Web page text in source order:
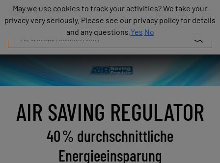
AIR SAVING REGULATOR
40 % durchschnittliche
Energieeinsparung
Produkte
Industrien
Ressourcen
Über
COVAL
Blog
Partner
Vertriebskontakt
May we use cookies to track your activities? We take your
privacy very seriously. Please see our privacy policy for details
and any questions. Yes No
May we use cookies to track your activities? We take your
privacy very seriously. Please see our privacy policy for details
and any questions. Yes No